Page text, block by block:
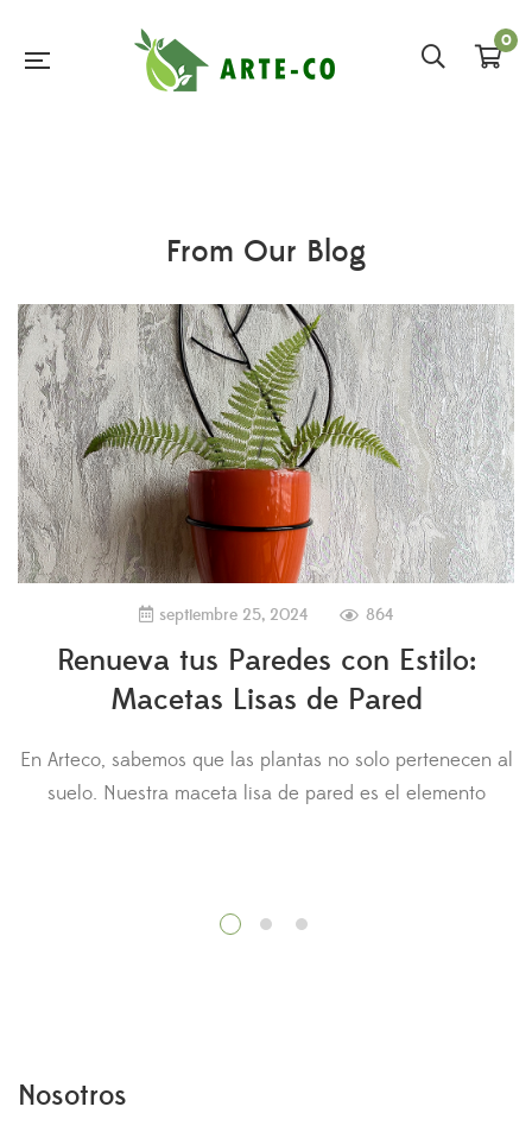
0
From Our Blog
septiembre 25, 2024 864
Renueva tus Paredes con Estilo:
Macetas Lisas de Pared
En Arteco, sabemos que las plantas no solo pertenecen al
suelo. Nuestra maceta lisa de pared es el elemento
ambientes, ya sea en tu hogar, oficina […]
Nosotros